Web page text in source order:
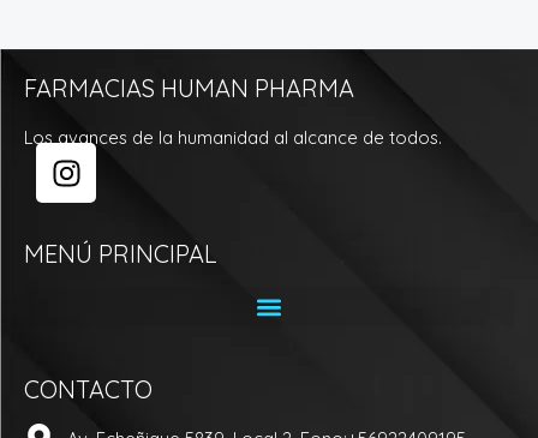
FARMACIAS HUMAN PHARMA
Los avances de la humanidad al alcance de todos.
I
n
t
m
MENÚ PRINCIPAL
CONTACTO